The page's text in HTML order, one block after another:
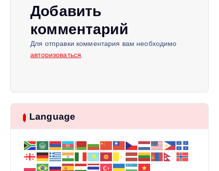
з
Добавить
комментарий
Для отправки комментария вам необходимо
авторизоваться.
Language